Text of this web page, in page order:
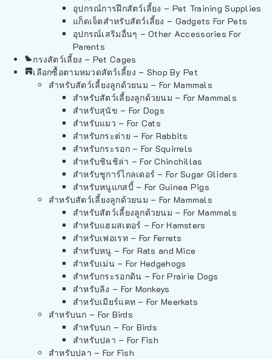
อุปกรณ์การฝึกสัตว์เลี้ยง – Pet Training Supplies
แก็ดเจ็ตสำหรับสัตว์เลี้ยง – Gadgets For Pets
อุปกรณ์เสริมอื่นๆ – Other Accessories For
Parents
กรงสัตว์เลี้ยง – Pet Cages
เลือกซื้อตามหมวดสัตว์เลี้ยง – Shop By Pet
สำหรับสัตว์เลี้ยงลูกด้วยนม – For Mammals
สำหรับสัตว์เลี้ยงลูกด้วยนม – For Mammals
สำหรับสุนัข – For Dogs
สำหรับแมว – For Cats
สำหรับกระต่าย – For Rabbits
สำหรับกระรอก – For Squirrels
สำหรับชินชิล่า – For Chinchillas
สำหรับชูการ์ไกลเดอร์ – For Sugar Gliders
สำหรับหนูแกสบี้ – For Guinea Pigs
สำหรับสัตว์เลี้ยงลูกด้วยนม – For Mammals
สำหรับสัตว์เลี้ยงลูกด้วยนม – For Mammals
สำหรับแฮมสเตอร์ – For Hamsters
สำหรับเฟอเรท – For Ferrets
สำหรับหนู – For Rats and Mice
สำหรับเม่น – For Hedgehogs
สำหรับกระรอกดิน – For Prairie Dogs
สำหรับลิง – For Monkeys
สำหรับเมียร์แคท – For Meerkats
สำหรับนก – For Birds
สำหรับนก – For Birds
สำหรับปลา – For Fish
สำหรับปลา – For Fish